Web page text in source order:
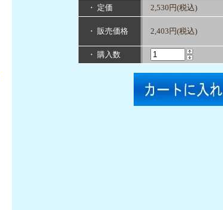
・ 定価
2,530円(税込)
・ 販売価格 2,403円(税込)
・ 購入数